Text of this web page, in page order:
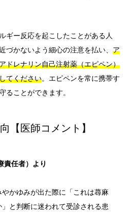
ギー反応を起こしたことがある人
づかないよう細心の注意を払い、 ア
ドレナリン自己注射薬（エピペン）
てください。エピペンを常に携帯す
ることができます。
【医師コメント】
責任者）より
やかゆみが出た際に「これは蕁麻
と判断に迷われて受診される患